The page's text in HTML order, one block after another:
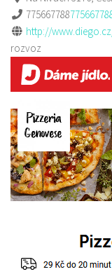
775667788
http://
rozvoz